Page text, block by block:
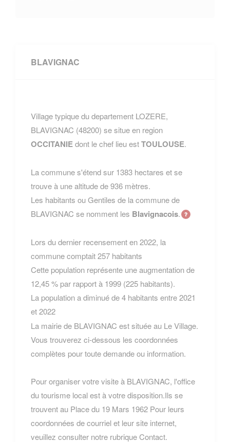
BLAVIGNAC
Village typique du departement LOZERE,
BLAVIGNAC (48200) se situe en region
OCCITANIEdont le chef lieu estTOULOUSE.
La commune s'étend sur 1383 hectares et se
trouve à une altitude de 936 mètres.
Les habitants ou Gentiles de la commune de
BLAVIGNAC se nomment les Blavignacois.
Lors du dernier recensement en 2022, la
commune comptait 257 habitants
Cette population représente une augmentation de
12,45 % par rapport à 1999 (225 habitants).
La population a diminué de 4 habitants entre 2021
et 2022
La mairie de BLAVIGNAC est située au Le Village.
Vous trouverez ci-dessous les coordonnées
complètes pour toute demande ou information.
Pour organiser votre visite à BLAVIGNAC, l'office
du tourisme local est à votre disposition.Ils se
trouvent au Place du 19 Mars 1962 Pour leurs
coordonnées de courriel et leur site internet,
veuillez consulter notre rubrique Contact.